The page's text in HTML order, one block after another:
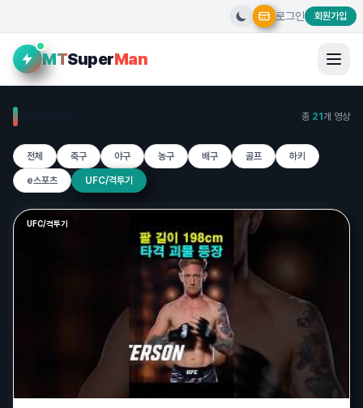
로그인 회원가입
MTSuperMan
총 21 개 영상
전체 축구 야구 농구 배구 골프 하키
e스포츠 UFC/격투기
UFC/격투기